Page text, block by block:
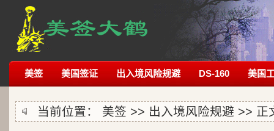
美签 美国签证 出入境风险规避 DS-160 美国
当前位置： 美签 >> 出入境风险规避 >> 正